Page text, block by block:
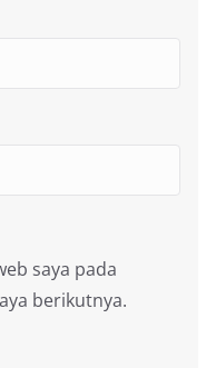
saya pada
berikutnya.